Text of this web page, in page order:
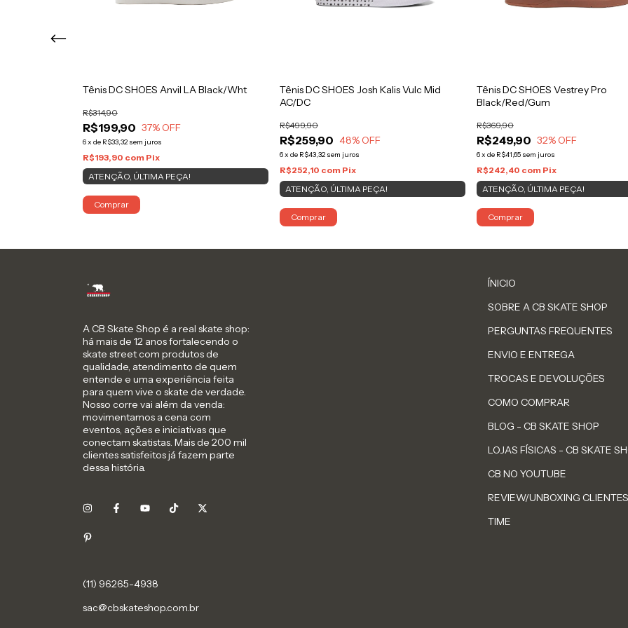
Tênis DC SHOES Anvil LA Black/Wht
R$199,90
R$314,90
37% OFF
6x de R$33,32 sem juros
R$193,90 com Pix
ATENÇÃO, ÚLTIMA PEÇA!
Comprar
Tênis DC SHOES Josh Kalis Vulc Mid
AC/DC
R$259,90
R$499,90
48% OFF
6x de R$43,32 sem juros
R$252,10 com Pix
ATENÇÃO, ÚLTIMA PEÇA!
Comprar
Tênis DC SHOES Vestrey Pro
Black/Red/Gum
R$249,90
R$369,90
32% OFF
6x de R$41,65 sem juros
R$242,40 com Pix
ATENÇÃO, ÚLTIMA PEÇA!
Comprar
A CB Skate Shop é a real skate shop:
há mais de 12 anos fortalecendo o
skate street com produtos de
qualidade, atendimento de quem
entende e uma experiência feita
para quem vive o skate de verdade.
Nosso corre vai além da venda:
movimentamos a cena com
eventos, ações e iniciativas que
conectam skatistas. Mais de 200 mil
clientes satisfeitos já fazem parte
dessa história.
sac@cbskateshop.com.br
ÍNICIO
SOBRE A CB SKATE SHOP
PERGUNTAS FREQUENTES
ENVIO E ENTREGA
TROCAS E DEVOLUÇÕES
COMO COMPRAR
BLOG - CB SKATE SHOP
LOJAS FÍSICAS - CB SKATE
CB NO YOUTUBE
REVIEW/UNBOXING CLIENTES
TIME